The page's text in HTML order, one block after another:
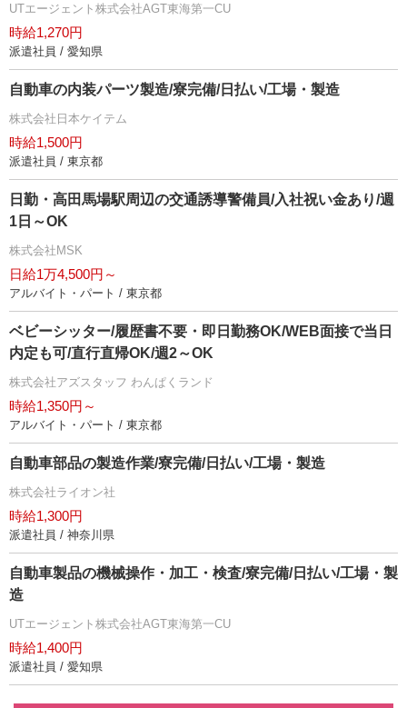
UTエージェント株式会社AGT東海第一CU
時給1,270円
派遣社員 / 愛知県
自動車の内装パーツ製造/寮完備/日払い/工場・製造
株式会社日本ケイテム
時給1,500円
派遣社員 / 東京都
日勤・高田馬場駅周辺の交通誘導警備員/入社祝い金あり/週
1日～OK
株式会社MSK
日給1万4,500円～
アルバイト・パート / 東京都
ベビーシッター/履歴書不要・即日勤務OK/WEB面接で当日
内定も可/直行直帰OK/週2～OK
株式会社アズスタッフ わんぱくランド
時給1,350円～
アルバイト・パート / 東京都
自動車部品の製造作業/寮完備/日払い/工場・製造
株式会社ライオン社
時給1,300円
派遣社員 / 神奈川県
自動車製品の機械操作・加工・検査/寮完備/日払い/工場・製
造
UTエージェント株式会社AGT東海第一CU
時給1,400円
派遣社員 / 愛知県